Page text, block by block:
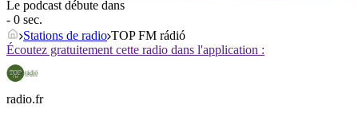
Le podcast débute dans
- 0 sec.
Stations de radio TOP FM rádió
Écoutez gratuitement cette radio dans l'application :
radio.fr